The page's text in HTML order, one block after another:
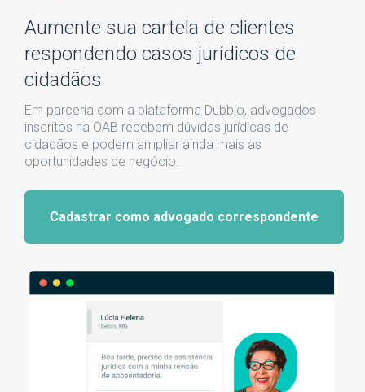
Aumente sua cartela de clientes
respondendo casos jurídicos de
cidadãos
Em parceria com a plataforma Dubbio, advogados
inscritos na OAB recebem dúvidas jurídicas de
cidadãos e podem ampliar ainda mais as
oportunidades de negócio.
Cadastrar como advogado correspondente